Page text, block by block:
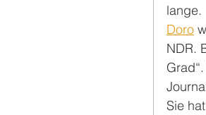
lange.
Doro
NDR.
Sie